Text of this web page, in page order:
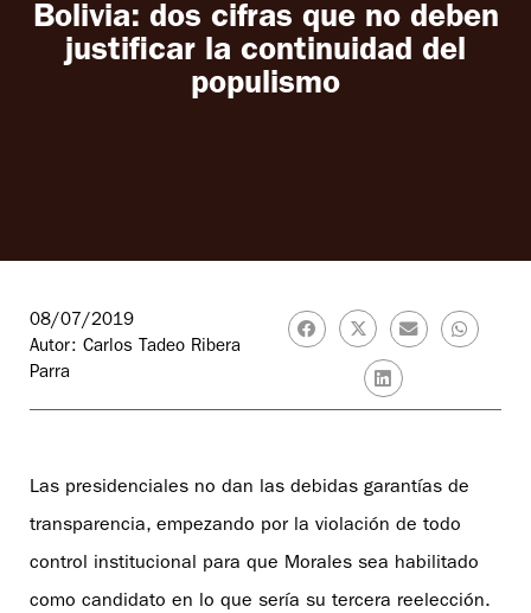
Bolivia: dos cifras que no deben
justificar la continuidad del
populismo
08/07/2019
Autor: Carlos Tadeo Ribera
Parra
Las presidenciales no dan las debidas garantías de
transparencia, empezando por la violación de todo
control institucional para que Morales sea habilitado
como candidato en lo que sería su tercera reelección.